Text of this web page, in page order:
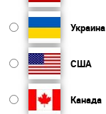
Украина
США
Канада